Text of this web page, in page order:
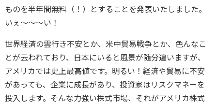
ものを半年間無料（！）とすることを発表いたしました。
いぇ～～～い！
世界経済の雲行き不安とか、米中貿易戦争とか、色んなこ
とが云われており、日本にいると風景が随分違いますが、
アメリカでは史上最高値です。明るい！経済や貿易に不安
があっても、企業に成長があり、投資家はリスクマネーを
投入します。そんな力強い株式市場、それがアメリカ株式